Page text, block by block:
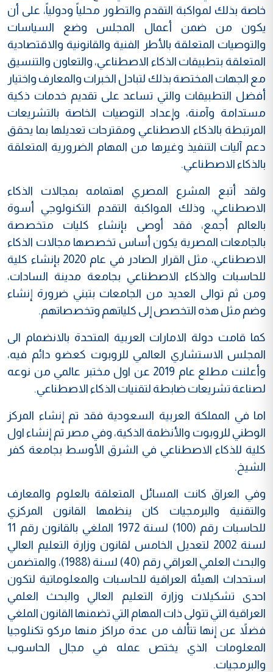
خاصة بذلك لمواكبة التقدم والتطور محلياً ودولياً، على أن
يكون من ضمن أعمال المجلس وضع السياسات
والتوصيات المتعلقة بالأطر الفنية والقانونية والاقتصادية
المتعلقة بتطبيقات الذكاء الاصطناعي، والتعاون والتنسيق
مع الجهات المختصة بذلك لتبادل الخبرات والمعارف واختيار
أفضل التطبيقات والتي تساعد على تقديم خدمات ذكية
مستدامة وآمنة، وإعداد التوصيات الخاصة بالتشريعات
المرتبطة بالذكاء الاصطناعي ومقترحات تعديلها بما يحقق
دعم آليات التنفيذ وغيرها من المهام الضرورية المتعلقة
بالذكاء الاصطناعي.
ولقد أتبع المشرع المصري اهتمامه بمجالات الذكاء
الاصطناعي، وذلك المواكبة التقدم التكنولوجي أسوة
بالعالم أجمع، فقد أوصى بإنشاء كليات متخصصة
بالجامعات المصرية يكون أساس تخصصها مجالات الذكاء
الاصطناعي، مثل القرار الصادر في عام 2020 بإنشاء كلية
للحاسبات والذكاء الاصطناعي بجامعة مدينة السادات،
ومن ثم توالى العديد من الجامعات بتبني ضرورة إنشاء
وضم مثل هذه التخصص إلى كلياتهم وتخصصاتهم.
كما قامت دولة الامارات العربية المتحدة بالانضمام الى
المجلس الاستشاري العالمي للروبوت كعضو دائم فيه،
وأعلنت مطلع عام 2019 عن اول مختبر عالمي من نوعه
لصناعة تشريعات ضابطة لتقنيات الذكاء الاصطناعي.
اما في المملكة العربية السعودية فقد تم إنشاء المركز
الوطني للروبوت والأنظمة الذكية، وفي مصر تم إنشاء اول
كلية للذكاء الاصطناعي في الشرق الأوسط بجامعة كفر
الشيخ.
وفي العراق كانت المسائل المتعلقة بالعلوم والمعارف
والتقنية والبرمجيات كان ينظمها القانون المركزي
للحاسبات رقم (100) لسنة 1972 الملغي بالقانون رقم 11
لسنة 2002 لتعديل الخامس لقانون وزارة التعليم العالي
والبحث العلمي العراقي رقم (40) لسنة (1988)، والمتضمن
استحداث الهيئة العراقية للحاسبات والمعلوماتية لتكون
احدى تشكيلات وزارة التعليم العالي والبحث العلمي
العراقية التي تتولى ذات المهام التي تضمنها القانون الملغي
فضلاً عن إنها تتألف من عدة مراكز منها مركو تكنلوجيا
المعلومات الذي يختص عمله في مجال الحاسوب
والبرمجيات.